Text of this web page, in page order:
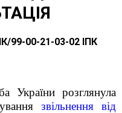
99-00-21-03-02 ІПК
України розглянула
звільнення від